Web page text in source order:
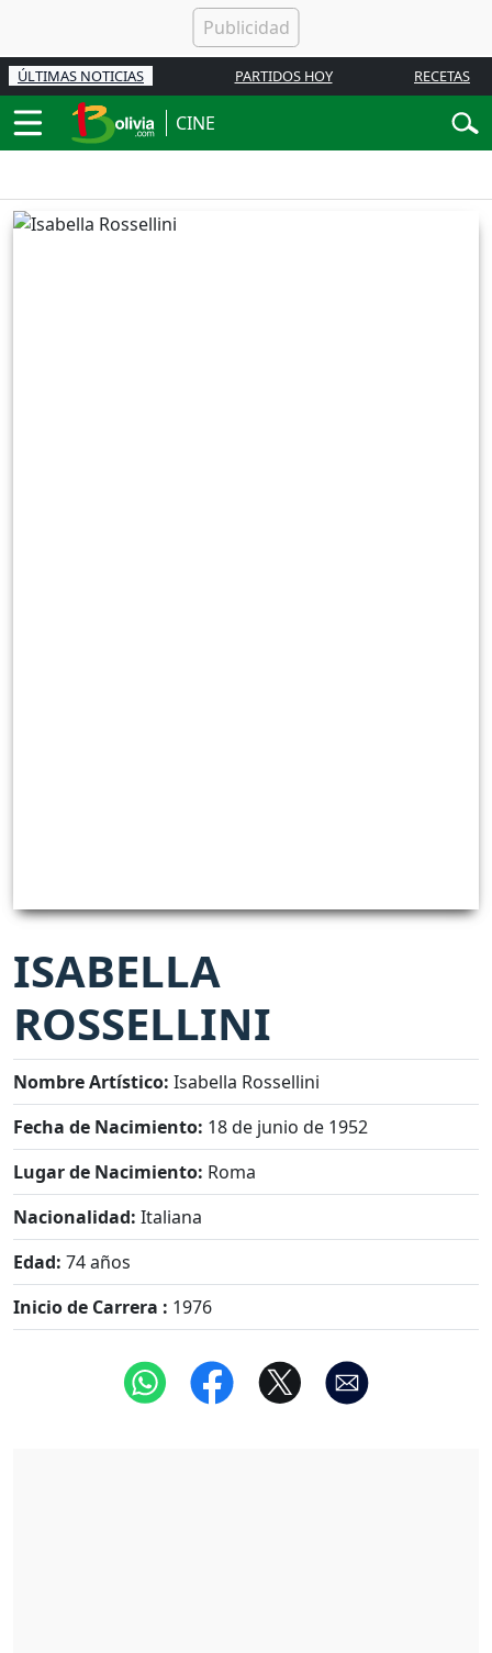
ÚLTIMAS NOTICIAS PARTIDOS HOY RECETAS
CINE
ISABELLA
ROSSELLINI
Nombre Artístico: Isabella Rossellini
Fecha de Nacimiento: 18 de junio de 1952
Lugar de Nacimiento: Roma
Nacionalidad: Italiana
Edad: 74 años
Inicio de Carrera : 1976